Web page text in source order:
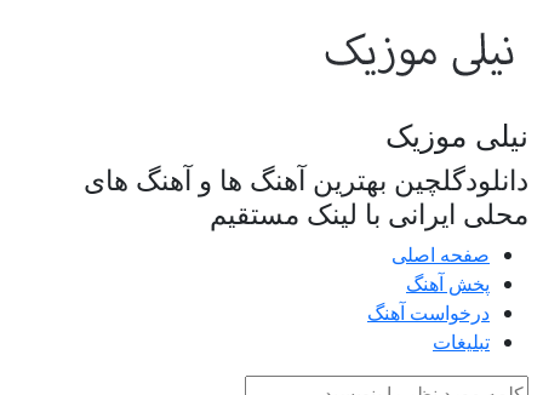
نیلی موزیک
دانلودگلچین بهترین آهنگ ها و آهنگ های
محلی ایرانی با لینک مستقیم
صفحه اصلی
پخش آهنگ
درخواست آهنگ
تبلیغات